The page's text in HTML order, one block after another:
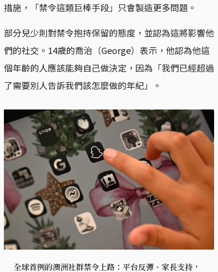
措施，「禁令這類巨棒手段」只會製造更多問題。
部分兒少則對禁令抱持保留的態度，並認為這將影響他
們的社交。14歲的喬治（George）表示，他認為他這
個年齡的人應該能夠自己做決定，因為「我們已經超過
了需要別人告訴我們該怎麼做的年紀」。
全球首例的澳洲社群禁令上路：平台反彈、家長支持，